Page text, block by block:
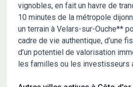
vignobles, en fait un havre de
10 minutes de la métropole
un terrain à Velars-sur-Ouche**
cadre de vie authentique, d’une
d’un potentiel de valorisation
les familles ou les investisseurs